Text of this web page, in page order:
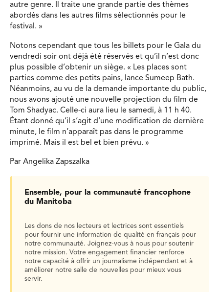
autre genre. Il traite une grande partie des thèmes
abordés dans les autres films sélectionnés pour le
festival. »
Notons cependant que tous les billets pour le Gala du
vendredi soir ont déjà été réservés et qu’il n’est donc
plus possible d’obtenir un siège. « Les places sont
parties comme des petits pains, lance Sumeep Bath.
Néanmoins, au vu de la demande importante du public,
nous avons ajouté une nouvelle projection du film de
Tom Shadyac. Celle-ci aura lieu le samedi, à 11 h 40.
Étant donné qu’il s’agit d’une modification de dernière
minute, le film n’apparaît pas dans le programme
imprimé. Mais il est bel et bien prévu. »
Par Angelika Zapszalka
Ensemble, pour la communauté francophone
du Manitoba
Les dons de nos lecteurs et lectrices sont essentiels
pour fournir une information de qualité en français pour
notre communauté. Joignez-vous à nous pour soutenir
notre mission. Votre engagement financier renforce
notre capacité à offrir un journalisme indépendant et à
améliorer notre salle de nouvelles pour mieux vous
servir.